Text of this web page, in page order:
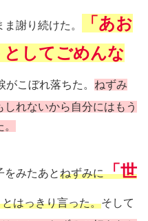
謝り続けた。
「あお
としてごめんな
こぼれ落ちた。 ねずみ
れないから自分にはもう
をみたあとねずみに「世
とはっきり言った。そして